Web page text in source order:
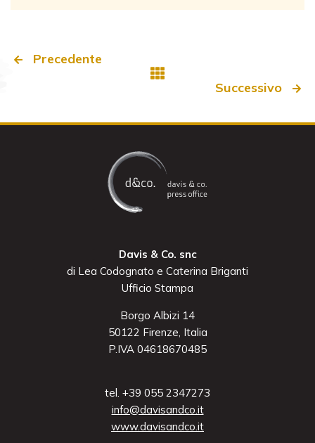
Precedente
Successivo
Davis & Co. snc
di Lea Codognato e Caterina Briganti
Ufficio Stampa
Borgo Albizi 14
50122 Firenze, Italia
P.IVA 04618670485
tel. +39 055 2347273
info@davisandco.it
www.davisandco.it